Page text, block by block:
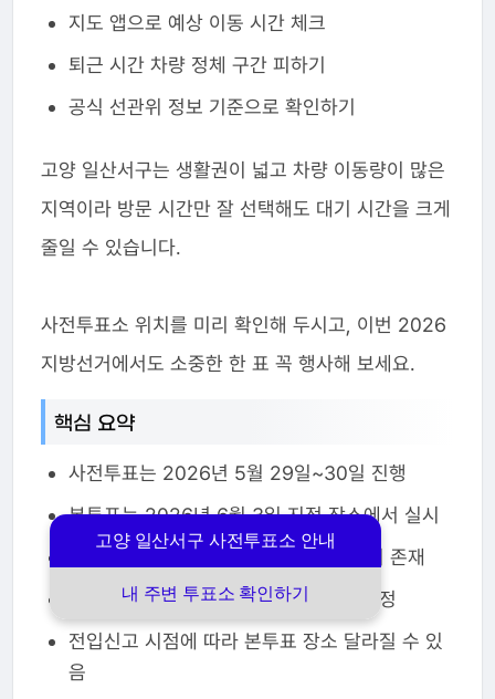
지도 앱으로 예상 이동 시간 체크
퇴근 시간 차량 정체 구간 피하기
공식 선관위 정보 기준으로 확인하기
고양 일산서구는 생활권이 넓고 차량 이동량이 많은
지역이라 방문 시간만 잘 선택해도 대기 시간을 크게
줄일 수 있습니다.
사전투표소 위치를 미리 확인해 두시고, 이번 2026
지방선거에서도 소중한 한 표 꼭 행사해 보세요.
핵심 요약
사전투표는 2026년 5월 29일~30일 진행
본투표는 2026년 6월 3일 지정 장소에서 실시
탄현·주엽·대화 생활권별 혼잡 시간 차이 존재
모바일 신분증은 실시간 실행 화면만 인정
전입신고 시점에 따라 본투표 장소 달라질 수 있
음
고양 일산서구 사전투표소 안내
내 주변 투표소 확인하기